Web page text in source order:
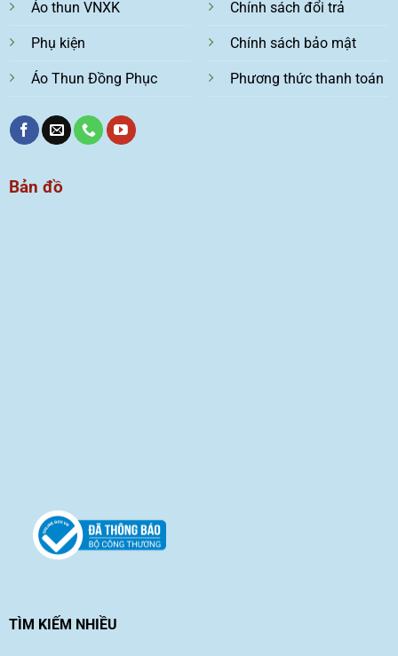
Áo thun VNXK
Phụ kiện
Áo Thun Đồng Phục
Chính sách đổi trả
Chính sách bảo mật
Phương thức thanh toán
Bản đồ
TÌM KIẾM NHIỀU